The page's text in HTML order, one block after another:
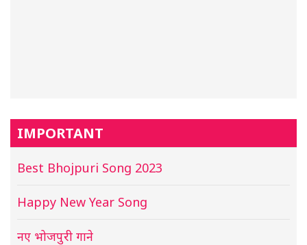
IMPORTANT
Best Bhojpuri Song 2023
Happy New Year Song
नए भोजपुरी गाने